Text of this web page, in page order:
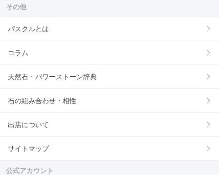
その他
パスクルとは
コラム
天然石・パワーストーン辞典
石の組み合わせ・相性
出店について
サイトマップ
公式アカウント